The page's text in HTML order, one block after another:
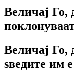
Величај Го,
Величај Го,
ѕведите им